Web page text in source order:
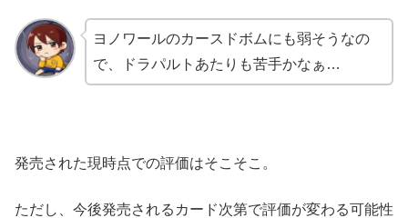
ヨノワールのカースドボムにも弱そうなの
で、ドラパルトあたりも苦手かなぁ…
発売された現時点での評価はそこそこ。
ただし、今後発売されるカード次第で評価が変わる可能性